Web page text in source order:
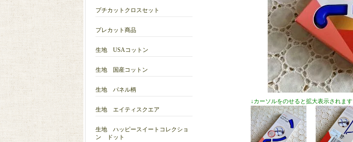
プチカットクロスセット
プレカット商品
生地 USAコットン
生地 国産コットン
生地 パネル柄
生地 エイティスクエア
生地 ハッピースイートコレクショ
ン ドット
↓カーソルをのせると拡大表示されます